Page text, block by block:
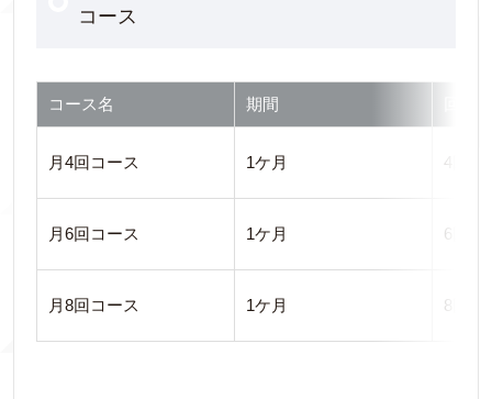
コース
コース名 期間
月4回コース 1ケ月 4回
月6回コース 1ケ月 6回
月8回コース 1ケ月 8回